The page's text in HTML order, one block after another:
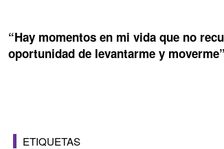
“Hay momentos en mi vida que no
oportunidad de levantarme y
ETIQUETAS